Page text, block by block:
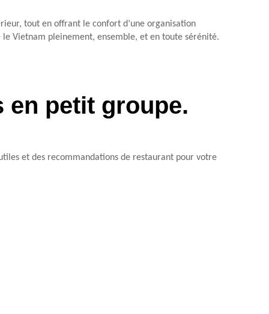
tout en offrant le confort d’une organisation
Vietnam pleinement, ensemble, et en toute sérénité.
en petit groupe.
et des recommandations de restaurant pour votre